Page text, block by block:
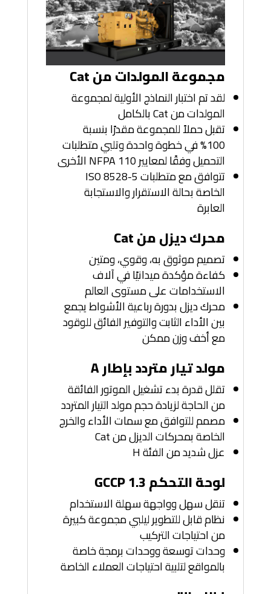
مجموعة المولدات من Cat
لقد تم اختبار النماذج الأولية لمجموعة
المولدات من Cat بالكامل
تقبل حملاً للمجموعة مقدرًا بنسبة
100% في خطوة واحدة وتلبي متطلبات
التحميل وفقًا لمعايير NFPA 110 الأخرى
تتوافق مع متطلبات ISO 8528-5
الخاصة بحالة الاستقرار والاستجابة
العابرة
محرك ديزل من Cat
تصميم موثوق به، وقوي، ومتين
كفاءة مؤكدة ميدانيًا في آلاف
الاستخدامات على مستوى العالم
محرك ديزل بدورة رباعية الأشواط يجمع
بين الأداء الثابت والتوفير الفائق للوقود
مع أخف وزن ممكن
مولد تيار متردد بإطار A
تقلل قدرة بدء تشغيل الموتور الفائقة
من الحاجة لزيادة حجم مولد التيار المتردد
مصمم للتوافق مع سمات الأداء والخرج
الخاصة بمحركات الديزل من Cat
عزل شديد من الفئة H
لوحة التحكم GCCP 1.3
تنقل سهل وواجهة سهلة الاستخدام
نظام قابل للتطوير ليلبي مجموعة كبيرة
من احتياجات التركيب
وحدات توسعة ووحدات برمجة خاصة
بالمواقع لتلبية احتياجات العملاء الخاصة